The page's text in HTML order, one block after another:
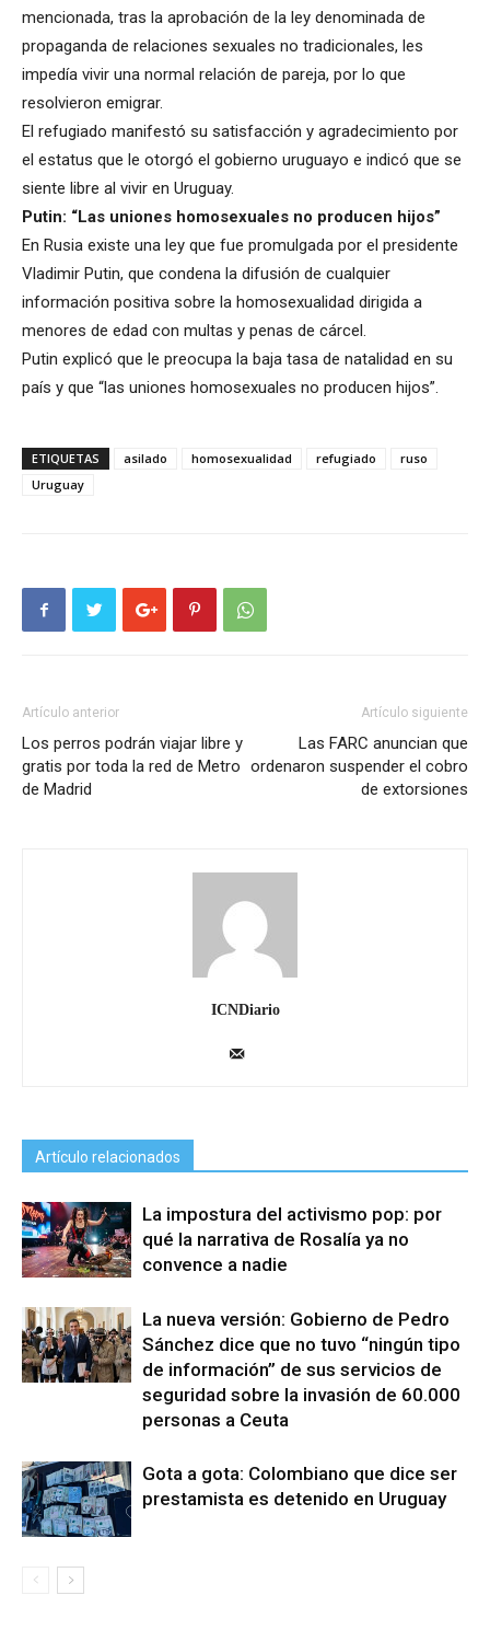
mencionada, tras la aprobación de la ley denominada de
propaganda de relaciones sexuales no tradicionales, les
impedía vivir una normal relación de pareja, por lo que
resolvieron emigrar.
El refugiado manifestó su satisfacción y agradecimiento por
el estatus que le otorgó el gobierno uruguayo e indicó que se
siente libre al vivir en Uruguay.
Putin: “Las uniones homosexuales no producen hijos”
En Rusia existe una ley que fue promulgada por el presidente
Vladimir Putin, que condena la difusión de cualquier
información positiva sobre la homosexualidad dirigida a
menores de edad con multas y penas de cárcel.
Putin explicó que le preocupa la baja tasa de natalidad en su
país y que “las uniones homosexuales no producen hijos”.
ETIQUETAS asilado homosexualidad refugiado
ruso
Uruguay
Artículo anterior
Los perros podrán viajar libre y
gratis por toda la red de Metro
de Madrid
Artículo siguiente
Las FARC anuncian que
ordenaron suspender el cobro
de extorsiones
ICNDiario
Artículo relacionados
La impostura del activismo pop: por
qué la narrativa de Rosalía ya no
convence a nadie
La nueva versión: Gobierno de Pedro
Sánchez dice que no tuvo “ningún tipo
de información” de sus servicios de
seguridad sobre la invasión de 60.000
personas a Ceuta
Gota a gota: Colombiano que dice ser
prestamista es detenido en Uruguay